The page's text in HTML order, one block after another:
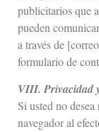
publicitarios que
pueden
a través de
formulario de
VIII. Privacidad
Si usted no
navegador al